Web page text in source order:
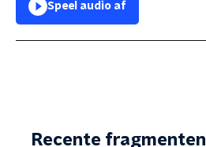
Speel audio af
Recente fragmenten